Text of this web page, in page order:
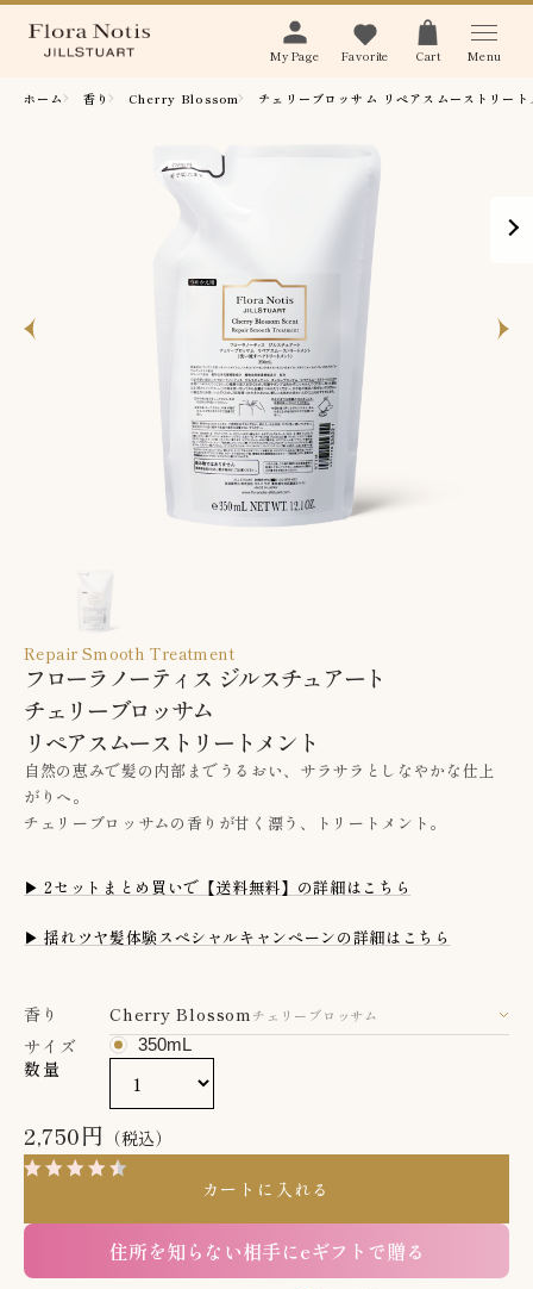
My Page Favorite Cart Menu
ホーム 香り Cherry Blossom チェリーブロッサム リペアスムーストリート
Repair Smooth Treatment
フローラノーティス ジルスチュアート
チェリーブロッサム
リペアスムーストリートメント
自然の恵みで髪の内部までうるおい、サラサラとしなやかな仕上
がりへ。
チェリーブロッサムの香りが甘く漂う、トリートメント。
▶ 2セットまとめ買いで【送料無料】の詳細はこちら
▶ 揺れツヤ髪体験スペシャルキャンペーンの詳細はこちら
香り Cherry Blossomチェリーブロッサム
サイズ 350mL
数量
2,750円 （税込）
カートに入れる
住所を知らない相手にeギフトで贈る